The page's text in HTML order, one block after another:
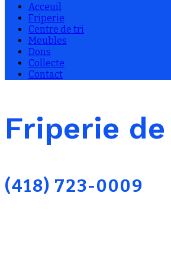
Acceuil
Friperie
Centre de tri
Meubles
Dons
Collecte
Contact
Friperie
(418) 723-0009